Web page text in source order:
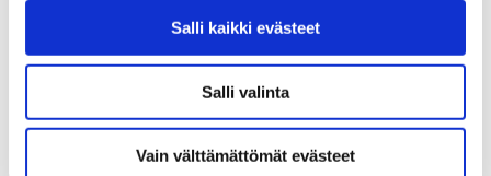
Salli kaikki evästeet
Salli valinta
Vain välttämättömät evästeet
Juttele asiantuntijan kanssa
Ota yhteyttä
Yhteystiedot